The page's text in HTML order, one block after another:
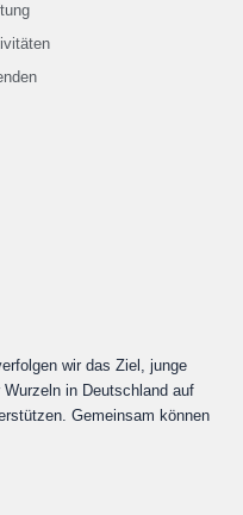
wir das Ziel, junge
in Deutschland auf
Gemeinsam können